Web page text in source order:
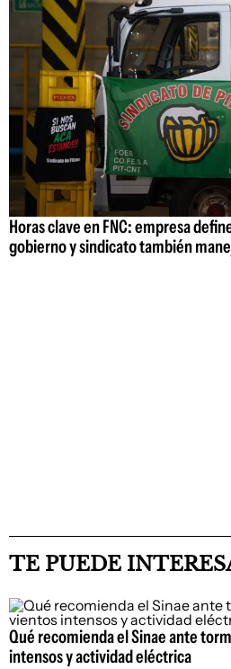
Horas clave en FNC: empresa
gobierno y sindicato también
TE PUEDE
Qué recomienda el Sinae ante
intensos y actividad eléctrica